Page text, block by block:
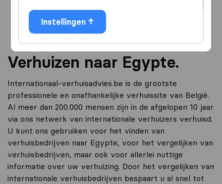
Instellingen Ga verder
Verhuizen naar Egypte.
Internationaal-verhuisadvies.be is de grootste
professionele en onafhankelijke verhuissite van België.
Al meer dan 200.000 mensen zijn in de afgelopen 10 jaar
via ons netwerk van internationale verhuizers verhuisd.
U kunt ons gebruiken voor het vinden van
verhuisbedrijven naar Egypte, voor het vergelijken van
verhuisbedrijven, maar ook voor allerlei nuttige
informatie over uw verhuizing. Door het vergelijken van
internationale verhuisbedrijven bespaart u al snel tot